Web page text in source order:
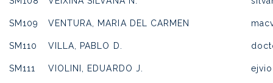
SM109 VENTURA, MARIA DEL CARMEN
SM110 VILLA, PABLO D.
SM111 VIOLINI, EDUARDO J.